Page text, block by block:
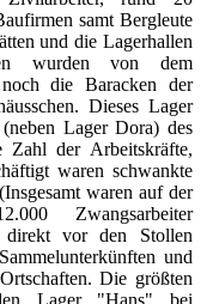
samt Bergleute
und die Lagerhallen
wurden von dem
die Baracken der
Dieses Lager
Lager Dora) des
der Arbeitskräfte,
waren schwankte
waren auf der
Zwangsarbeiter
vor den Stollen
und
Die größten
Lager "Hans" bei